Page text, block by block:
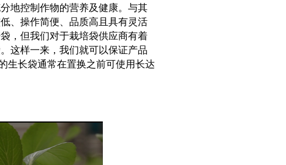
地控制作物的营养及健康。与其
、操作简便、品质高且具有灵活
，但我们对于栽培袋供应商有着
这样一来，我们就可以保证产品
生长袋通常在置换之前可使用长达